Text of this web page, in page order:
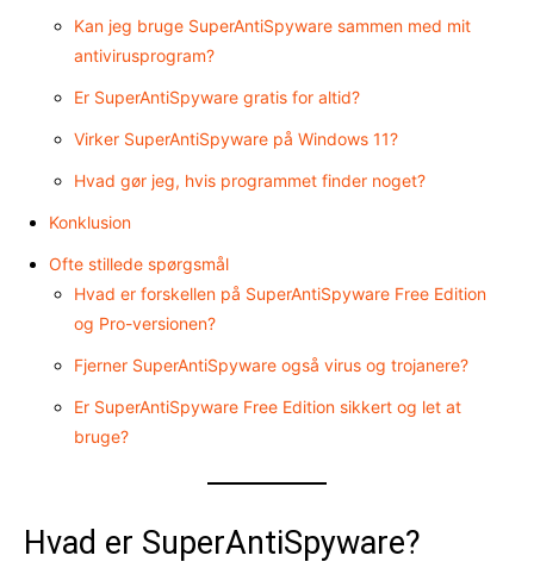
Kan jeg bruge SuperAntiSpyware sammen med mit
antivirusprogram?
Er SuperAntiSpyware gratis for altid?
Virker SuperAntiSpyware på Windows 11?
Hvad gør jeg, hvis programmet finder noget?
Konklusion
Ofte stillede spørgsmål
Hvad er forskellen på SuperAntiSpyware Free Edition
og Pro-versionen?
Fjerner SuperAntiSpyware også virus og trojanere?
Er SuperAntiSpyware Free Edition sikkert og let at
bruge?
Hvad er SuperAntiSpyware?